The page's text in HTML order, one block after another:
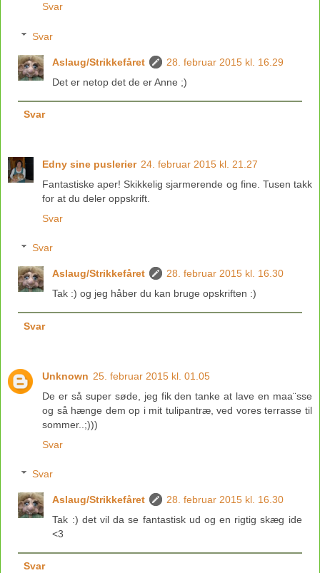
Svar
Svar
Aslaug/Strikkefåret
28. februar 2015 kl. 16.29
Det er netop det de er Anne ;)
Svar
Edny sine puslerier 24. februar 2015 kl. 21.27
Fantastiske aper! Skikkelig sjarmerende og fine. Tusen takk
for at du deler oppskrift.
Svar
Svar
Aslaug/Strikkefåret
28. februar 2015 kl. 16.30
Tak :) og jeg håber du kan bruge opskriften :)
Svar
Unknown 25. februar 2015 kl. 01.05
De er så super søde, jeg fik den tanke at lave en maa¨sse
og så hænge dem op i mit tulipantræ, ved vores terrasse til
sommer..;)))
Svar
Svar
Aslaug/Strikkefåret
28. februar 2015 kl. 16.30
Tak :) det vil da se fantastisk ud og en rigtig skæg ide
<3
Svar